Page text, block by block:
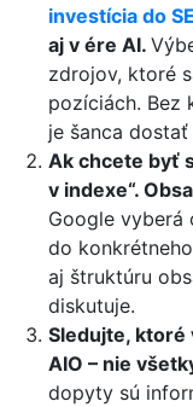
investícia do
aj v ére AI.
zdrojov, ktoré
pozíciách. Bez
je šanca
Ak chcete byť
v indexe“.
Google vyberá
do
aj štruktúru
diskutuje.
Sledujte, ktoré
AIO – nie
dopyty sú